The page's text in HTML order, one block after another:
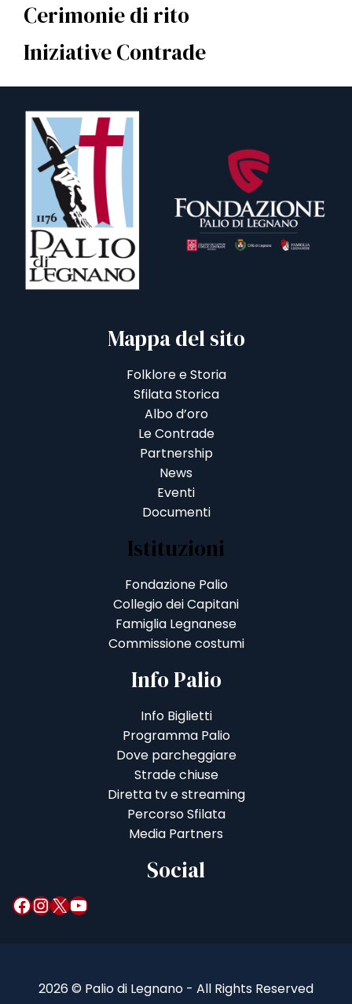
Cerimonie di rito
Iniziative Contrade
Mappa del sito
Folklore e Storia
Sfilata Storica
Albo d’oro
Le Contrade
Partnership
News
Eventi
Documenti
Istituzioni
Fondazione Palio
Collegio dei Capitani
Famiglia Legnanese
Commissione costumi
Info Palio
Info Biglietti
Programma Palio
Dove parcheggiare
Strade chiuse
Diretta tv e streaming
Percorso Sfilata
Media Partners
Social
Facebook InstagramX YouTube
2026 © Palio di Legnano - All Rights Reserved